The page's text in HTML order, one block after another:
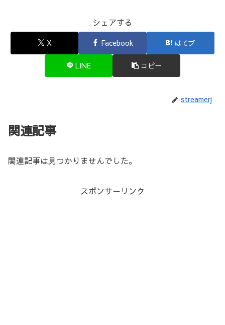
シェアする
X Facebook はてブ
LINE コピー
streamerj
関連記事
関連記事は見つかりませんでした。
スポンサーリンク